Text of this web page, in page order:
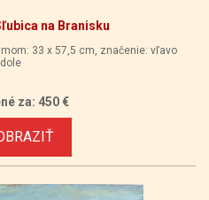
na Branisku
33 x 57,5 cm, značenie: vľavo
dole
za: 450 €